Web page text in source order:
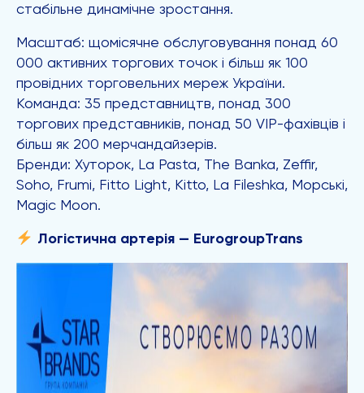
стабільне динамічне зростання.
Масштаб: щомісячне обслуговування понад 60
000 активних торгових точок і більш як 100
провідних торговельних мереж України.
Команда: 35 представництв, понад 300
торгових представників, понад 50 VIP-фахівців і
більш як 200 мерчандайзерів.
Бренди: Хуторок, La Pasta, The Banka, Zeffir,
Soho, Frumi, Fitto Light, Kitto, La Fileshka, Морські,
Magic Moon.
Логістична артерія — EurogroupTrans